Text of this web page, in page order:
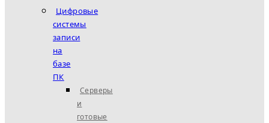
Цифровые
системы
записи
на
базе
ПК
Серверы
и
готовые